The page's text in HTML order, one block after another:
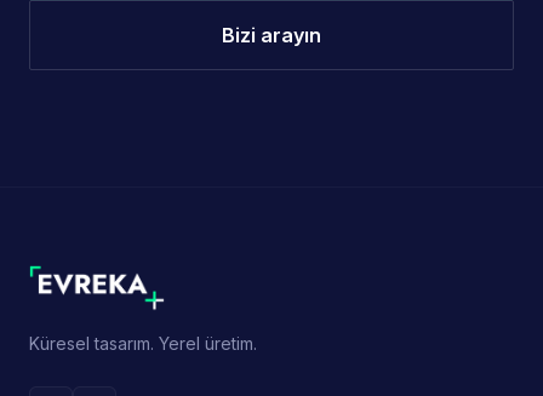
Bizi arayın
Küresel tasarım. Yerel üretim.